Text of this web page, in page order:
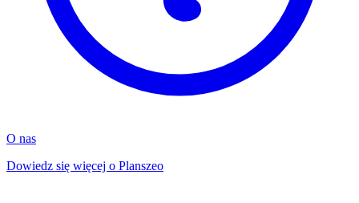
O nas
Dowiedz się więcej o Planszeo